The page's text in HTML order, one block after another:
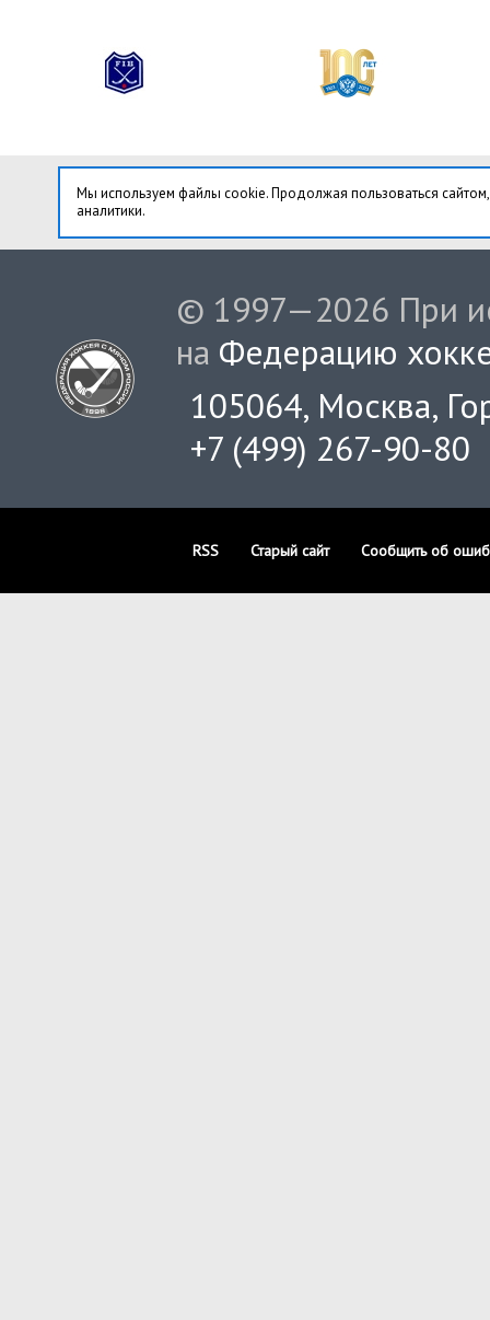
Мы используем файлы cookie. Продолжая пользоваться
аналитики.
© 1997—2026 При
на Федерацию
105064, Москва,
+7 (499) 267-90-80
RSS Старый сайт Сообщить об